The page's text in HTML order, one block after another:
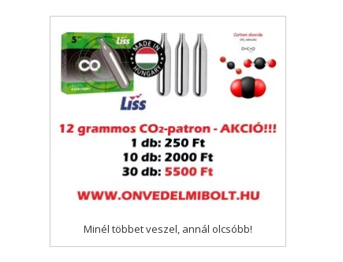
Minél többet veszel, annál olcsóbb!